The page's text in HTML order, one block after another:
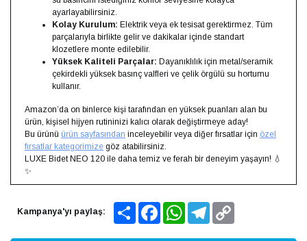
ayarlayabilirsiniz.
Kolay Kurulum: Elektrik veya ek tesisat gerektirmez. Tüm
parçalarıyla birlikte gelir ve dakikalar içinde standart
klozetlere monte edilebilir.
Yüksek Kaliteli Parçalar: Dayanıklılık için metal/seramik
çekirdekli yüksek basınç valfleri ve çelik örgülü su hortumu
kullanır.
Amazon’da on binlerce kişi tarafından en yüksek puanları alan bu
ürün, kişisel hijyen rutininizi kalıcı olarak değiştirmeye aday!
Bu ürünü ürün sayfasından inceleyebilir veya diğer fırsatlar için özel
fırsatlar kategorimize göz atabilirsiniz.
LUXE Bidet NEO 120 ile daha temiz ve ferah bir deneyim yaşayın! 💧
✨
Kampanya'yı paylaş: Share FacebookWhatsAppTelegram